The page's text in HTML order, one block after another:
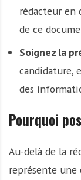
rédacteur en
de ce
Soignez la
candidature,
des
Pourquoi
Au-delà de la
représente